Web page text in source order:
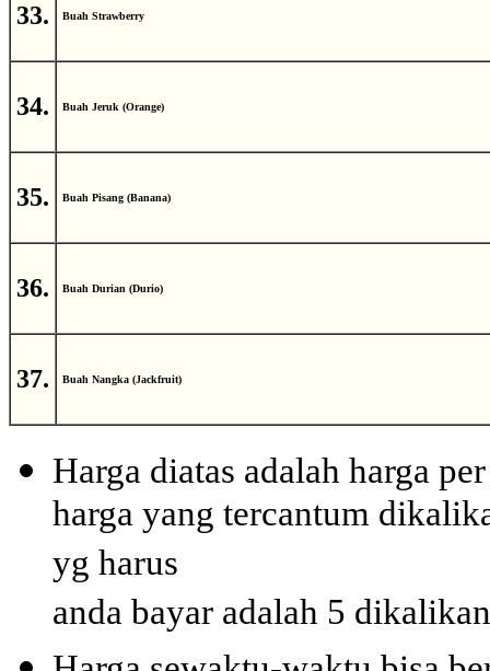
33. Buah Strawberry
34. Buah Jeruk (Orange)
35. Buah Pisang (Banana)
36. Buah Durian (Durio)
37. Buah Nangka (Jackfruit)
Harga diatas adalah harga
harga yang tercantum
yg harus
anda bayar adalah 5